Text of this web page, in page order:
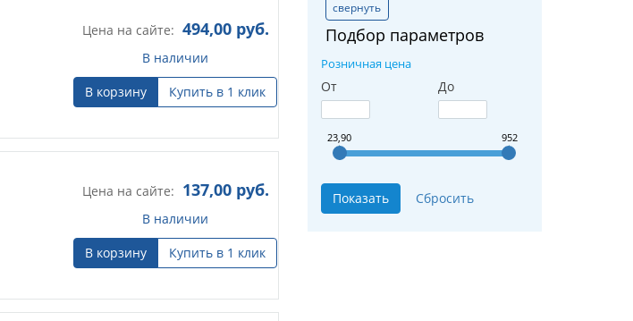
свернуть
Подбор параметров
Розничная цена
От До
23,90 952
Цена на сайте: 494,00руб.
В наличии
В корзину
Купить в 1 клик
Цена на сайте: 137,00руб.
В наличии
В корзину
Купить в 1 клик